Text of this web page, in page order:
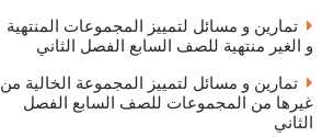
تمارين و مسائل لتمييز المجموعات المنتهية
و الغير منتهية للصف السابع الفصل الثاني
تمارين و مسائل لتمييز المجموعة الخالية من
غيرها من المجموعات للصف السابع الفصل
الثاني